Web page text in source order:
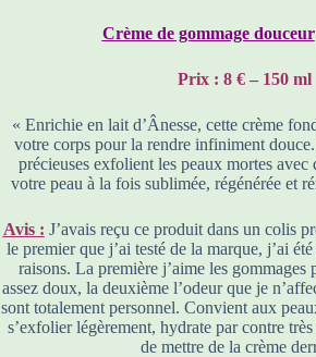
Crème de gommage douceur
Prix : 8 € – 150 ml
« Enrichie en lait d’Ânesse, cette crème
votre corps pour la rendre infiniment
précieuses exfolient les peaux mortes avec
votre peau à la fois sublimée, régénérée et
Avis : J’avais reçu ce produit dans un colis
le premier que j’ai testé de la marque, j’ai
raisons. La première j’aime les
assez doux, la deuxième l’odeur que je
sont totalement personnel. Convient aux
s’exfolier légèrement, hydrate par contre
de mettre de la crème